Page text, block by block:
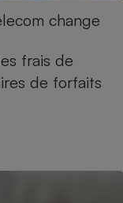
change
frais de
de forfaits